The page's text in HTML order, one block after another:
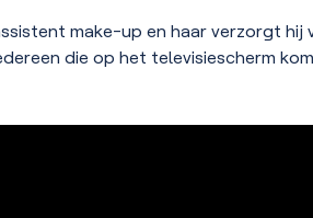
make-up en haar verzorgt hij
die op het televisiescherm